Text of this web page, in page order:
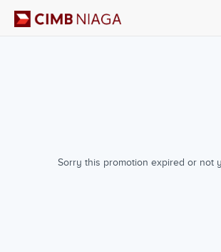
Sorry this promotion expired or not